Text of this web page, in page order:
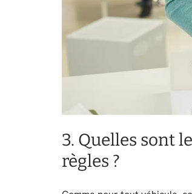
3. Quelles sont
règles ?